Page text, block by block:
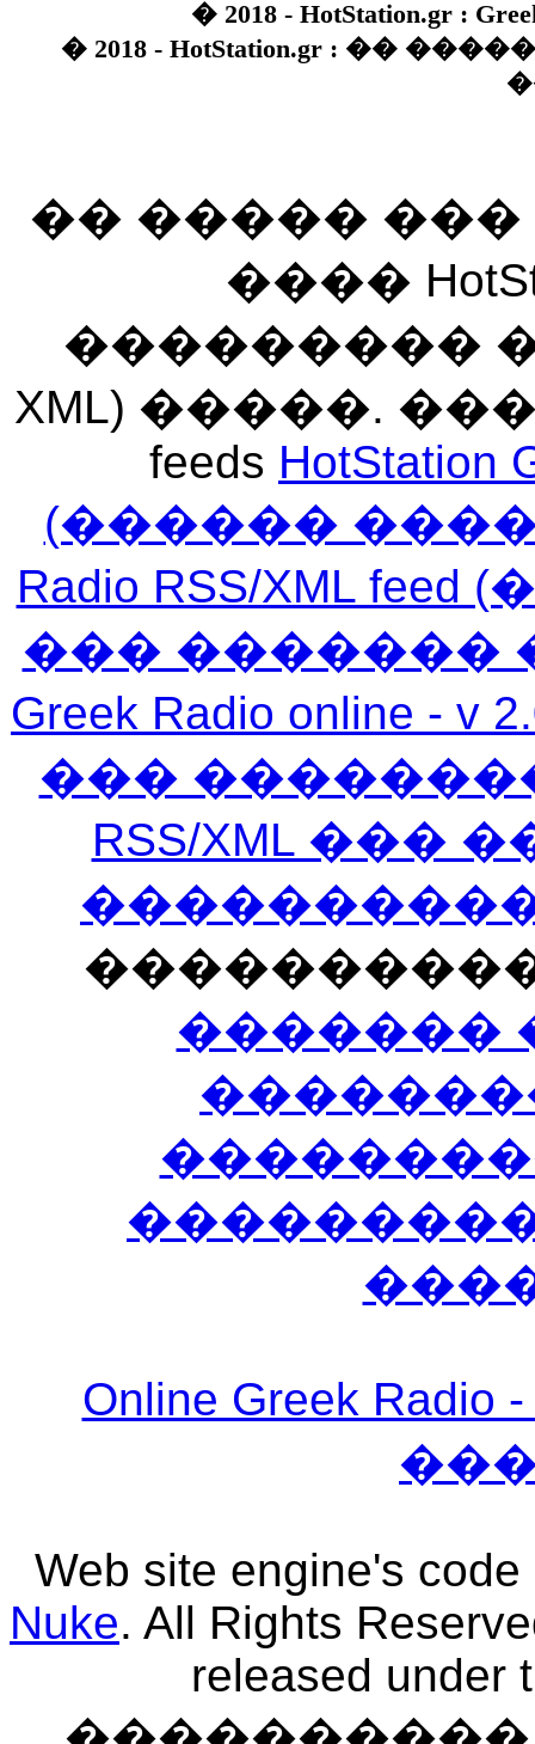
� 2018 - HotStation.gr :
� 2018 - HotStation.gr : ��
�� �����
����
��������� ���
XML) �����.
feeds HotStation
(������
Radio RSS/XML
��� �������
Greek Radio
���
RSS/XML
�������
Online Greek
Web site engine's
Nuke. All Rights
released under